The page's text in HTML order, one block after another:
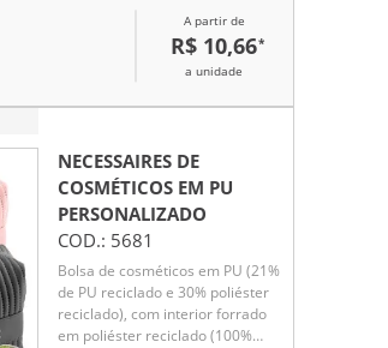
que garante segurança e
facilidade no uso diário. Uma
excelente opção de brinde
ótimo potencial de
A partir de
R$ 10,66*
a unidade
NECESSAIRES DE
COSMÉTICOS EM PU
PERSONALIZADO
COD.: 5681
Bolsa de cosméticos em PU (21%
de PU reciclado e 30% poliéster
reciclado), com interior forrado
em poliéster reciclado (100%